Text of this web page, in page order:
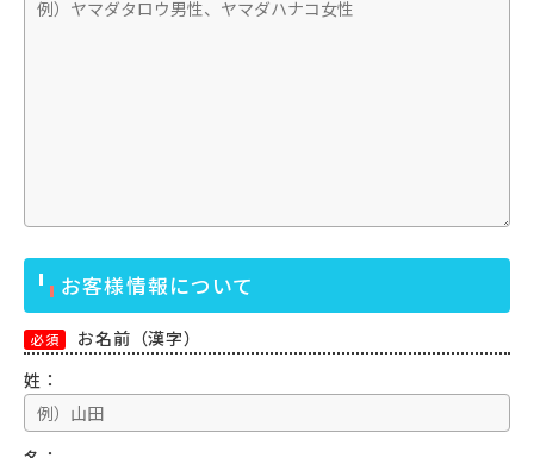
お客様情報について
必須
お名前（漢字）
姓：